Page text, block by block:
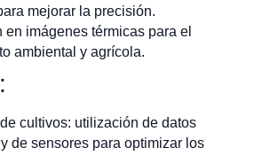
mejorar la precisión.
en imágenes térmicas para el
ambiental y agrícola.
cultivos: utilización de datos
de sensores para optimizar los